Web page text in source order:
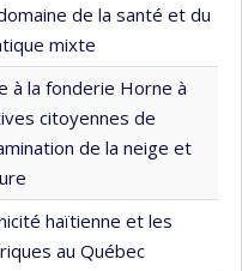
de la santé et du
mixte
à la fonderie Horne à
citoyennes de
de la neige et
haïtienne et les
au Québec